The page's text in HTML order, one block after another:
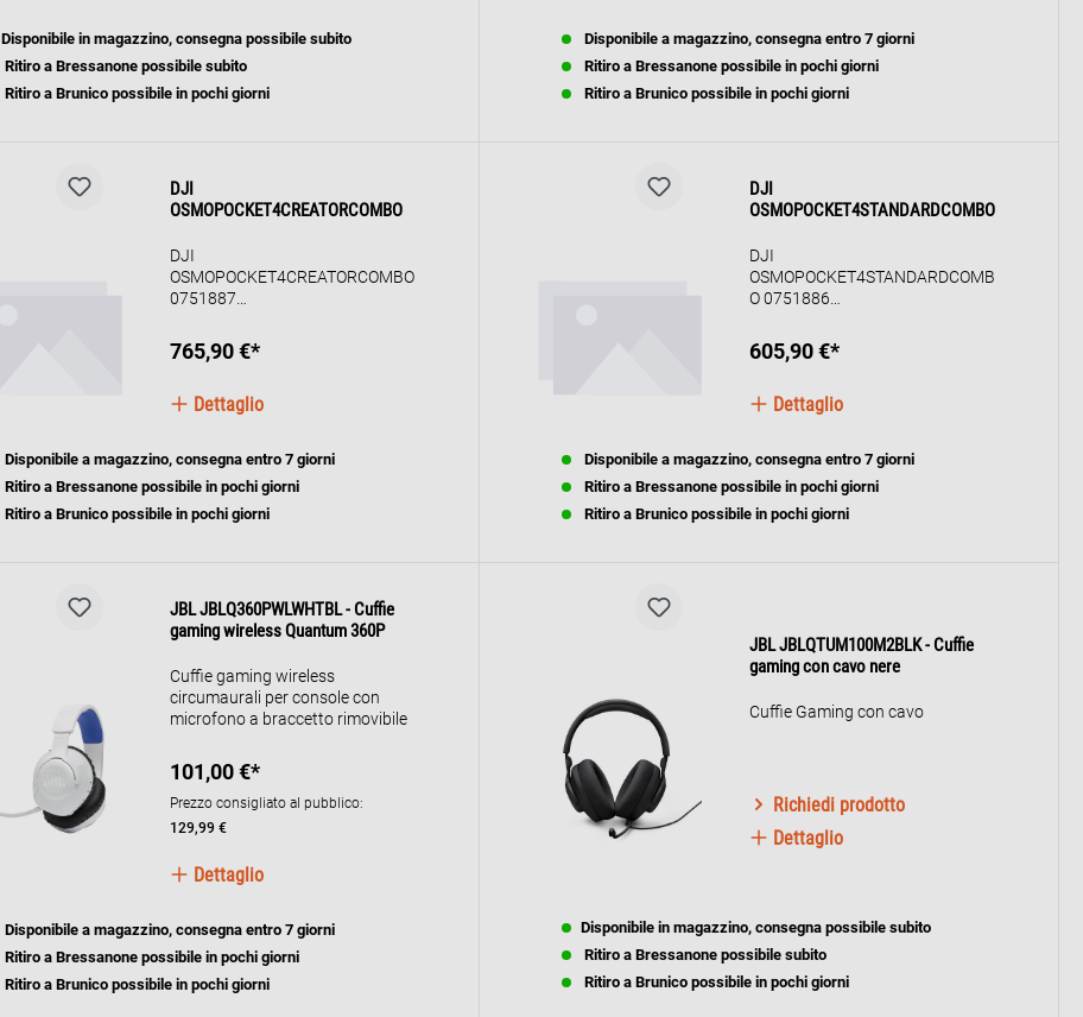
Disponibile in magazzino, consegna possibile subito
Ritiro a Bressanone possibile subito
Ritiro a Brunico possibile in pochi giorni
Disponibile a magazzino, consegna entro 7 giorni
Ritiro a Bressanone possibile in pochi giorni
Ritiro a Brunico possibile in pochi giorni
DJI
OSMOPOCKET4CREATORCOMBO
DJI
OSMOPOCKET4CREATORCOMBO
0751887
ASSI CMOS 1"4K C.COMBO
765,90 €*
Dettaglio
Disponibile a magazzino, consegna entro 7 giorni
Ritiro a Bressanone possibile in pochi giorni
Ritiro a Brunico possibile in pochi giorni
DJI
OSMOPOCKET4STANDARDCOMBO
DJI
OSMOPOCKET4STANDARDCOMB
O 0751886
TASCAB.CMOS 1" 4K ST.COMBO
605,90 €*
Dettaglio
Disponibile a magazzino, consegna entro 7 giorni
Ritiro a Bressanone possibile in pochi giorni
Ritiro a Brunico possibile in pochi giorni
JBL JBLQ360PWLWHTBL - Cuffie
gaming wireless Quantum 360P
Cuffie gaming wireless
circumaurali per console con
microfono a braccetto rimovibile
101,00 €*
Prezzo consigliato al pubblico:
129,99 €
Dettaglio
Disponibile a magazzino, consegna entro 7 giorni
Ritiro a Bressanone possibile in pochi giorni
Ritiro a Brunico possibile in pochi giorni
JBL JBLQTUM100M2BLK - Cuffie
gaming con cavo nere
Cuffie Gaming con cavo
Richiedi prodotto
Dettaglio
Disponibile in magazzino, consegna possibile subito
Ritiro a Bressanone possibile subito
Ritiro a Brunico possibile in pochi giorni